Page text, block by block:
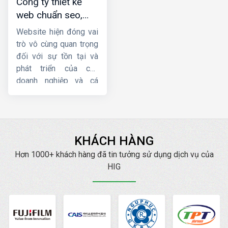
web chuẩn seo,
chuyên nghiệp, giá
tốt
Website hiện đóng vai
trò vô cùng quan trọng
đối với sự tồn tại và
phát triển của các
doanh nghiệp và cá
dài. Tuy nhiên, một
mang đến cho bạn
những lợi ích tuyệt vời
nghiệp, uy tín hàng đầu.
KHÁCH HÀNG
Hơn 1000+ khách hàng đã tin tưởng sử dụng dịch vụ của
HIG